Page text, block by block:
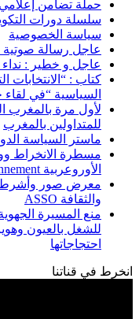
حملة تضامن
سلسلة دورات
سياسة الخصوصية
عاجل رسالة صوتية
عاجل و خطير :
كتاب : “الانتخابات
السياسية “في
لأول مرة بالمغرب
للمتداولين بالمغرب
ماستر السياسة
مسطرة الانخراط
الأوروعربية Abonnement
معرض صور وأشرطة
والثقافة ASSO
منع المسيرة
للشغل بالعيون
احتجاجاتها
انخرط في قناتنا